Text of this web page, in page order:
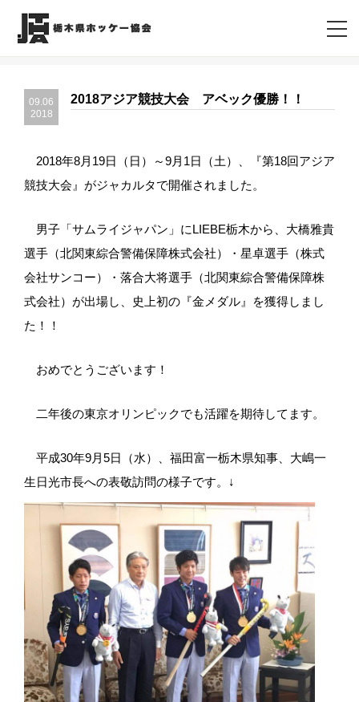
09.06
2018
2018アジア競技大会 アベック優勝！！
2018年8月19日（日）～9月1日（土）、『第18回アジア
競技大会』がジャカルタで開催されました。
男子「サムライジャパン」にLIEBE栃木から、大橋雅貴
選手（北関東綜合警備保障株式会社）・星卓選手（株式
会社サンコー）・落合大将選手（北関東綜合警備保障株
式会社）が出場し、史上初の『金メダル』を獲得しまし
た！！
おめでとうございます！
二年後の東京オリンピックでも活躍を期待してます。
平成30年9月5日（水）、福田富一栃木県知事、大嶋一
生日光市長への表敬訪問の様子です。↓